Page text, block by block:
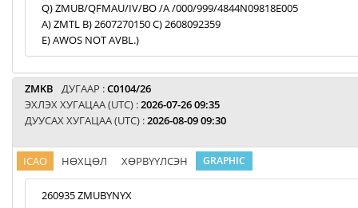
Q) ZMUB/QFMAU/IV/BO /A /000/999/4844N09818E005
A) ZMTL B) 2607270150 C) 2608092359
E) AWOS NOT AVBL.)
ZMKB ДУГААР :C0104/26
ЭХЛЭХ ХУГАЦАА (UTC) :2026-07-26 09:35
ДУУСАХ ХУГАЦАА (UTC) :2026-08-09 09:30
ICAO НӨХЦӨЛ ХӨРВҮҮЛСЭН GRAPHIC
260935 ZMUBYNYX